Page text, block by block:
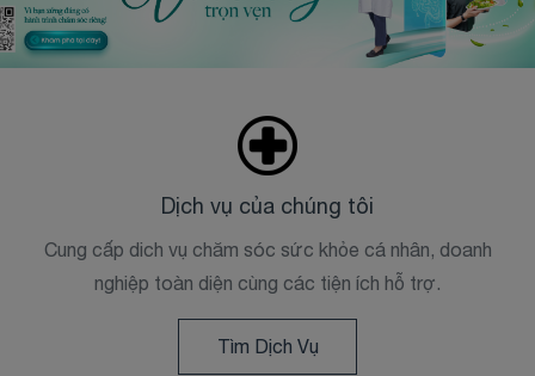
Dịch vụ của chúng tôi
Cung cấp dich vụ chăm sóc sức khỏe cá nhân, doanh
nghiệp toàn diện cùng các tiện ích hỗ trợ.
Tìm Dịch Vụ